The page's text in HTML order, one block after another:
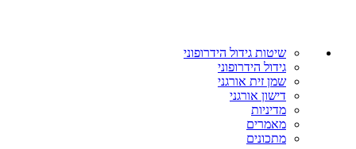
שיטות גידול הידרופוני
גידול הידרופוני
שמן זית אורגני
דישון אורגני
מדיניות
מאמרים
מתכונים